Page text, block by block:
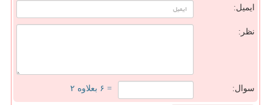
ایمیل:
نظر:
سوال: = ۶ بعلاوه ۲